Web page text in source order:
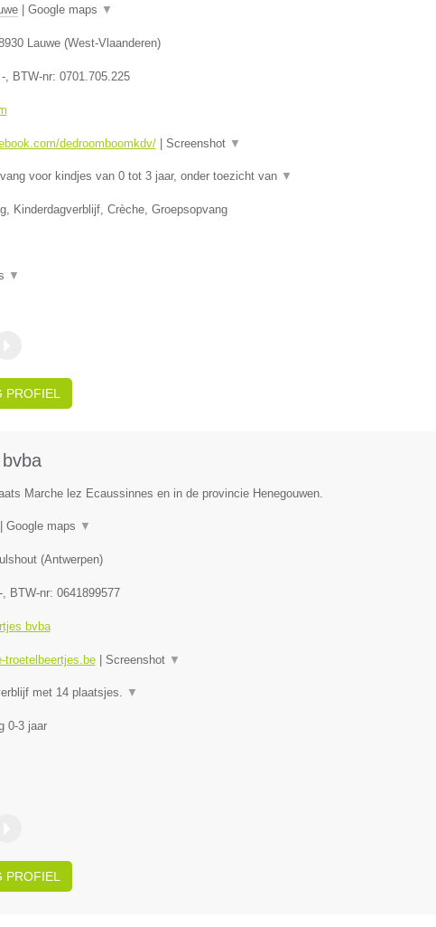
| Google maps ▼
Lauwe(West-Vlaanderen)
-, BTW-nr: 0701.705.225
dedroomboomkdv/| Screenshot ▼
voor kindjes van 0 tot 3 jaar, onder toezicht van ▼
Kinderdagverblijf, Crèche, Groepsopvang
▼
PROFIEL
Marche lez Ecaussinnes en in de provincie Henegouwen.
Google maps ▼
(Antwerpen)
-, BTW-nr: 0641899577
bvba
troetelbeertjes.be| Screenshot ▼
met 14 plaatsjes. ▼
0-3 jaar
PROFIEL